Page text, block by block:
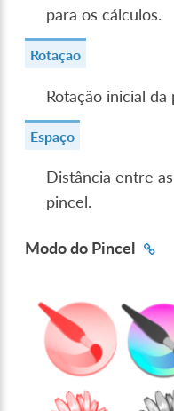
para os cálculos.
Rotação
Rotação inicial
Espaço
Distância entre
pincel.
Modo do Pincel